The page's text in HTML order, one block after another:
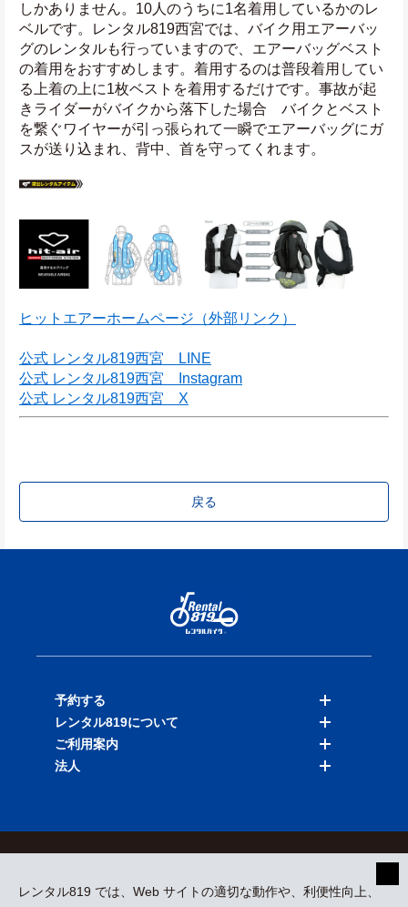
しかありません。10人のうちに1名着用しているかのレ
ベルです。レンタル819西宮では、バイク用エアーバッ
グのレンタルも行っていますので、エアーバッグベスト
の着用をおすすめします。着用するのは普段着用してい
る上着の上に1枚ベストを着用するだけです。事故が起
きライダーがバイクから落下した場合　バイクとベスト
を繋ぐワイヤーが引っ張られて一瞬でエアーバッグにガ
スが送り込まれ、背中、首を守ってくれます。
ヒットエアーホームページ（外部リンク）
公式 レンタル819西宮　LINE
公式 レンタル819西宮　Instagram
公式 レンタル819西宮　X
戻る
レンタル819 では、Web サイトの適切な動作や、利便性向上、
予約する
バイクを探す
店舗を探す
レンタル819について
料金表
ご利用案内
法人
採用情報
プレスリリース